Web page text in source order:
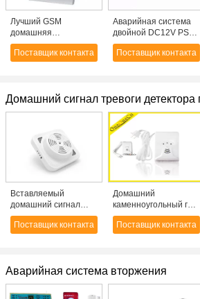
Лучший GSM
домашняя
сигнализация с
цветной ЖК-дисплей
Поставщик контакта
Аварийная система
двойной DC12V PSTN
и GSM сети
домашняя 300mA,
Поставщик контакта
Домашний сигнал тревоги детектора
Вставляемый
домашний сигнал
тревоги детектора
природного газа,
Поставщик контакта
Домашний
каменноугольный газ
сигнала тревоги
детектора
детектор жидкостный
Поставщик контакта
Аварийная система вторжения